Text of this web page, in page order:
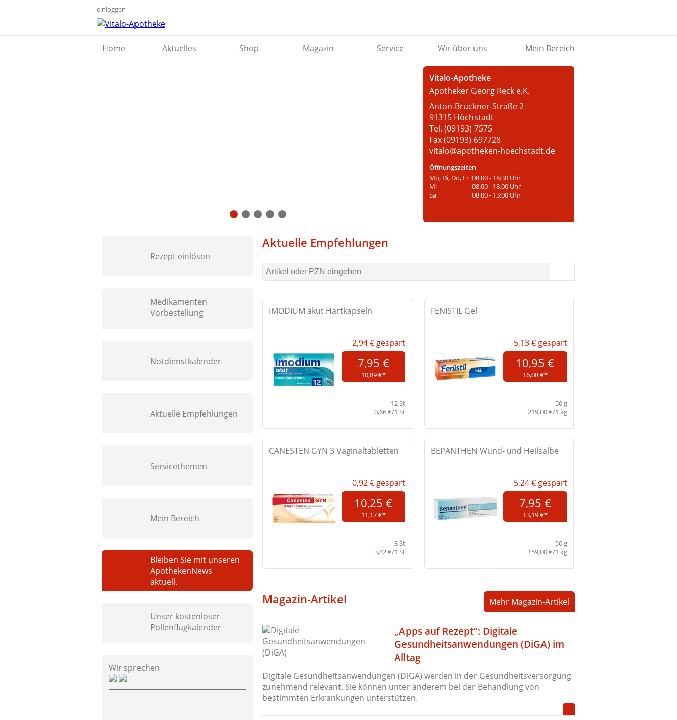
einloggen
Home Aktuelles Shop Magazin Service Wir über uns Mein Bereich
Vitalo-Apotheke
Apotheker Georg Reck e.K.
Anton-Bruckner-Straße 2
91315 Höchstadt
Tel. (09193) 7575
Fax (09193) 697728
vitalo@apotheken-hoechstadt.de
Öffnungszeiten
Mo, Di, Do, Fr 08.00 - 18:30 Uhr
Mi
08.00 - 18.00 Uhr
Sa
08:00 - 13:00 Uhr
Rezept einlösen
Medikamenten
Vorbestellung
Notdienstkalender
Aktuelle Empfehlungen
Servicethemen
Mein Bereich
Bleiben Sie mit unseren
ApothekenNews
aktuell.
Unser kostenloser
Pollenflugkalender
Wir sprechen
Aktuelle Empfehlungen
IMODIUM akut Hartkapseln
2,94 € gespart
7,95 €
10,89 €*
12 St
0,66 €/1 St
FENISTIL Gel
5,13 € gespart
10,95 €
16,08 €*
50 g
219,00 €/1 kg
CANESTEN GYN 3 Vaginaltabletten
0,92 € gespart
10,25 €
11,17 €*
3 St
3,42 €/1 St
BEPANTHEN Wund- und Heilsalbe
5,24 € gespart
7,95 €
13,19 €*
50 g
159,00 €/1 kg
Magazin-Artikel Mehr Magazin-Artikel
„Apps auf Rezept“: Digitale
Gesundheitsanwendungen (DiGA) im
Alltag
Digitale Gesundheitsanwendungen (DiGA) werden in der Gesundheitsversorgung
zunehmend relevant. Sie können unter anderem bei der Behandlung von
bestimmten Erkrankungen unterstützen.